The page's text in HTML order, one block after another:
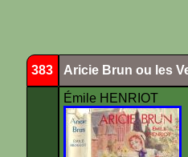
383 Aricie Brun ou les
Émile HENRIOT